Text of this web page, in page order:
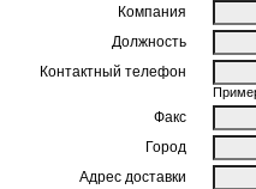
Компания
Должность
Контактный телефон
Факс
Город
Адрес доставки